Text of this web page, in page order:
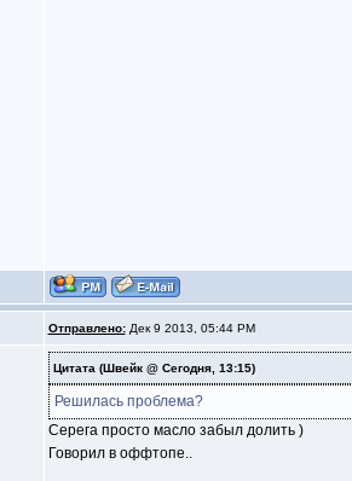
Отправлено:Дек 9 2013, 05:44 PM
Цитата (Швейк @ Сегодня, 13:15)
Решилась проблема?
Серега просто масло забыл долить )
Говорил в оффтопе..